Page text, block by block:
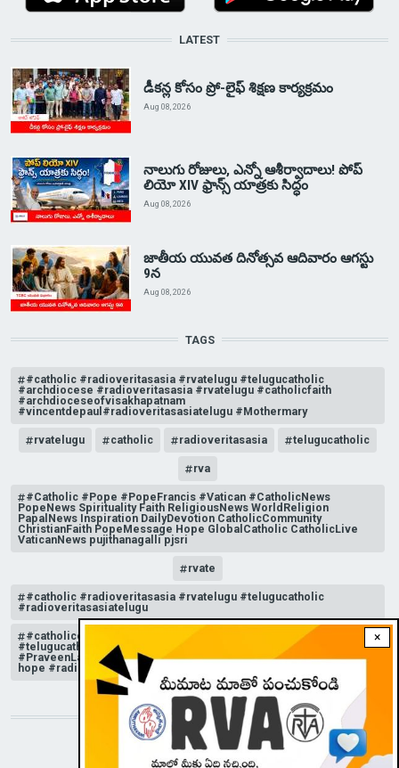
×
LATEST
డీకన్ల కోసం ప్రో-లైఫ్ శిక్షణ కార్యక్రమం
Aug 08, 2026
నాలుగు రోజులు, ఎన్నో ఆశీర్వాదాలు! పోప్
లియో XIV ఫ్రాన్స్ యాత్రకు సిద్ధం
Aug 08, 2026
జాతీయ యువత దినోత్సవ ఆదివారం ఆగస్టు
9న
Aug 08, 2026
TAGS
#catholic #radioveritasasia #rvatelugu #telugucatholic
#archdiocese #radioveritasasia #rvatelugu #catholicfaith
#archdioceseofvisakhapatnam
#vincentdepaul#radioveritasasiatelugu #Mothermary
rvatelugu catholic radioveritasasia telugucatholic
rva
#Catholic #Pope #PopeFrancis #Vatican #CatholicNews
PopeNews Spirituality Faith ReligiousNews WorldReligion
PapalNews Inspiration DailyDevotion CatholicCommunity
ChristianFaith PopeMessage Hope GlobalCatholic CatholicLive
VaticanNews pujithanagalli pjsri
rvate
#catholic #radioveritasasia #rvatelugu #telugucatholic
#radioveritasasiatelugu
#catholicchurchnews #catholictelugu #telugucatholic
#telugucatholicchurch #radioveritasasia #rvatelugu
#PraveenLakkisetti #reflection #advent #christmas #messageof
hope #radioveritas #rvatelugu #viral #insta
STAY CONNECTED WITH US!